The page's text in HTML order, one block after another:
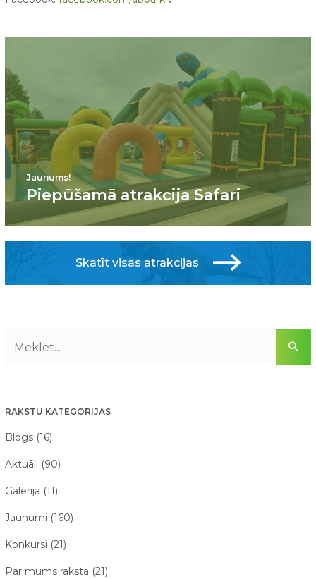
Jaunums!
Piepūšamā atrakcija Safari
Skatīt visas atrakcijas
RAKSTU KATEGORIJAS
Blogs (16)
Aktuāli (90)
Galerija (11)
Jaunumi (160)
Konkursi (21)
Par mums raksta (21)